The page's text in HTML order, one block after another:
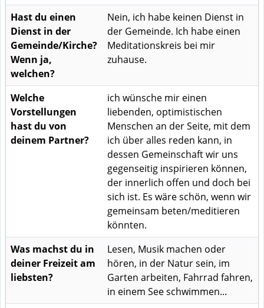
Hast du einen
Dienst in der
Gemeinde/Kirche?
Wenn ja,
welchen?
Nein, ich habe keinen Dienst in
der Gemeinde. Ich habe einen
Meditationskreis bei mir
zuhause.
Welche
Vorstellungen
hast du von
deinem Partner?
ich wünsche mir einen
liebenden, optimistischen
Menschen an der Seite, mit dem
ich über alles reden kann, in
dessen Gemeinschaft wir uns
gegenseitig inspirieren können,
der innerlich offen und doch bei
sich ist. Es wäre schön, wenn wir
gemeinsam beten/meditieren
könnten.
Was machst du in
deiner Freizeit am
liebsten?
Lesen, Musik machen oder
hören, in der Natur sein, im
Garten arbeiten, Fahrrad fahren,
in einem See schwimmen...